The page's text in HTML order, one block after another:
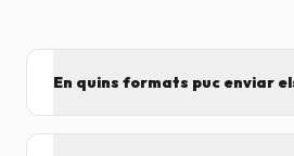
En quins formats puc enviar